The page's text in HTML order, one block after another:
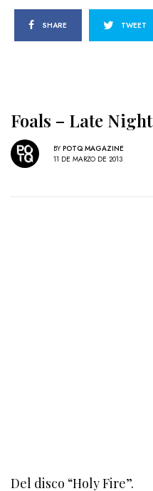
SHARE TWEET
Foals – Late Night
BY POTQ MAGAZINE
11 DE MARZO DE 2013
Del disco “Holy Fire”.